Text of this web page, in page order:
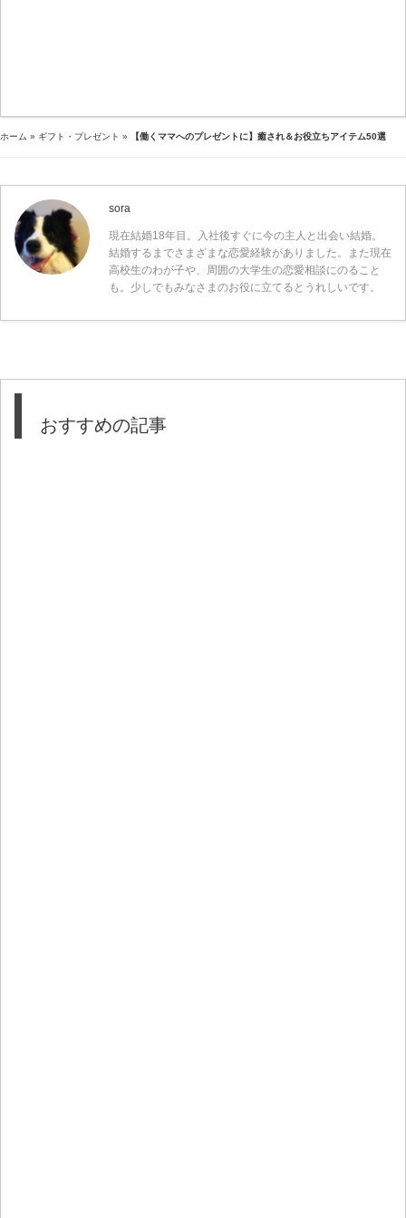
ホーム » ギフト・プレゼント » 【働くママへのプレゼントに】癒され＆お役立ちアイテム50選
sora
現在結婚18年目。入社後すぐに今の主人と出会い結婚。
結婚するまでさまざまな恋愛経験がありました。また現在
高校生のわが子や、周囲の大学生の恋愛相談にのること
も。少しでもみなさまのお役に立てるとうれしいです。
おすすめの記事